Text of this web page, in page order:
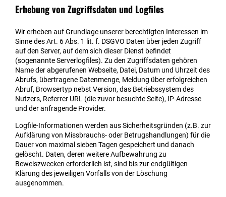
Erhebung von Zugriffsdaten und Logfiles
Wir erheben auf Grundlage unserer berechtigten Interessen im
Sinne des Art. 6 Abs. 1 lit. f. DSGVO Daten über jeden Zugriff
auf den Server, auf dem sich dieser Dienst befindet
(sogenannte Serverlogfiles). Zu den Zugriffsdaten gehören
Name der abgerufenen Webseite, Datei, Datum und Uhrzeit des
Abrufs, übertragene Datenmenge, Meldung über erfolgreichen
Abruf, Browsertyp nebst Version, das Betriebssystem des
Nutzers, Referrer URL (die zuvor besuchte Seite), IP-Adresse
und der anfragende Provider.
Logfile-Informationen werden aus Sicherheitsgründen (z.B. zur
Aufklärung von Missbrauchs- oder Betrugshandlungen) für die
Dauer von maximal sieben Tagen gespeichert und danach
gelöscht. Daten, deren weitere Aufbewahrung zu
Beweiszwecken erforderlich ist, sind bis zur endgültigen
Klärung des jeweiligen Vorfalls von der Löschung
ausgenommen.